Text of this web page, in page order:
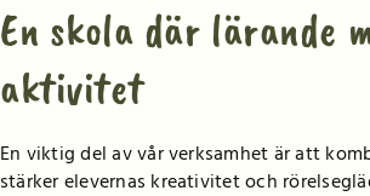
En skola där lärande
aktivitet
En viktig del av vår verksamhet är att
stärker elevernas kreativitet och